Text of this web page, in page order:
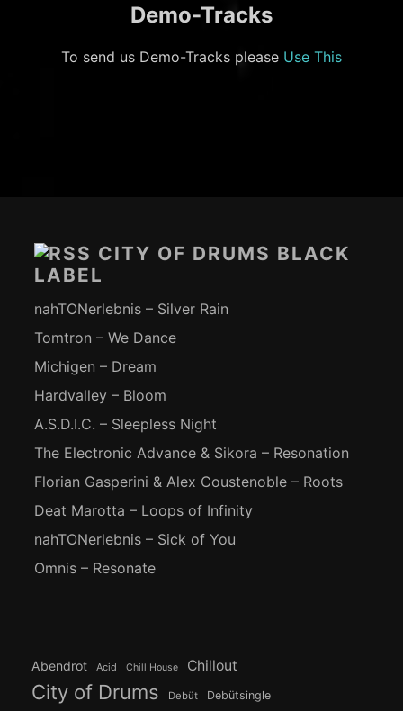
Demo-Tracks
To send us Demo-Tracks please Use This
CITY OF DRUMS BLACK
LABEL
nahTONerlebnis – Silver Rain
Tomtron – We Dance
Michigen – Dream
Hardvalley – Bloom
A.S.D.I.C. – Sleepless Night
The Electronic Advance & Sikora – Resonation
Florian Gasperini & Alex Coustenoble – Roots
Deat Marotta – Loops of Infinity
nahTONerlebnis – Sick of You
Omnis – Resonate
Abendrot Acid Chill House Chillout
City of Drums Debüt Debütsingle